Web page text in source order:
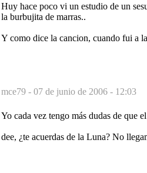
Huy hace poco vi un estudio de un
la burbujita de marras..
Y como dice la cancion, cuando fui a
mce79 - 07 de junio de 2006 - 12:03
Yo cada vez tengo más dudas de que
dee, ¿te acuerdas de la Luna? No